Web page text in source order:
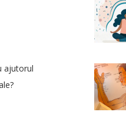
ajutorul